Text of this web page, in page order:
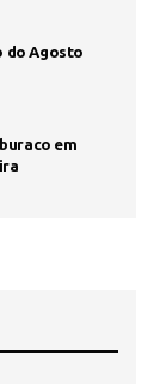
do Agosto
em